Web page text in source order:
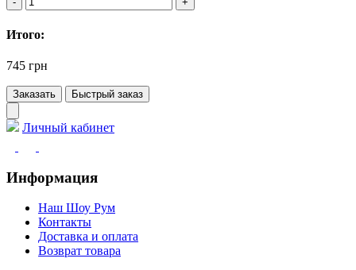
Итого:
745 грн
Заказать Быстрый заказ
Личный кабинет
Информация
Наш Шоу Рум
Контакты
Доставка и оплата
Возврат товара